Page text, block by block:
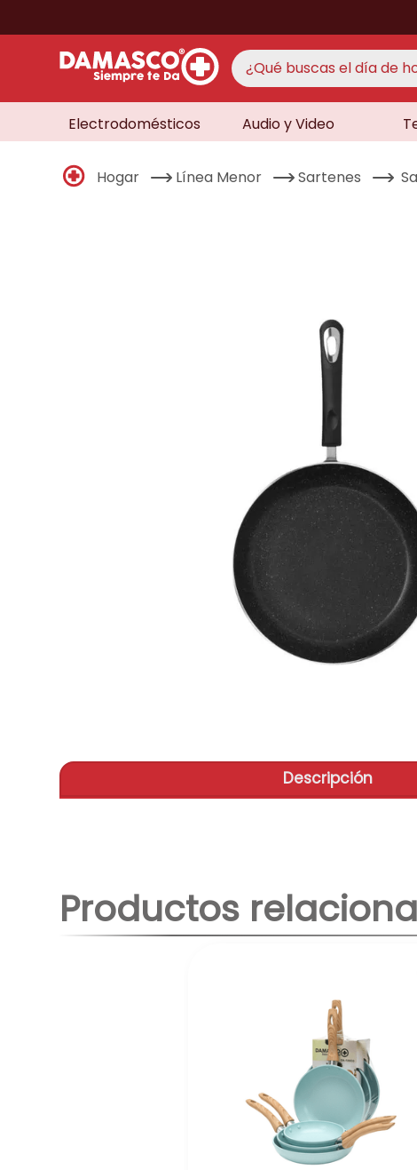
¿Qué buscas el día de
Electrodomésticos Audio y Video
Hogar Línea Menor Sartenes
Descripción
Productos
TÉRMINOS
2. nevera
7.